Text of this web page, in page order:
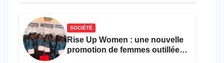
SOCIÉTÉ
Rise Up Women : une nouvelle
promotion de femmes outillées